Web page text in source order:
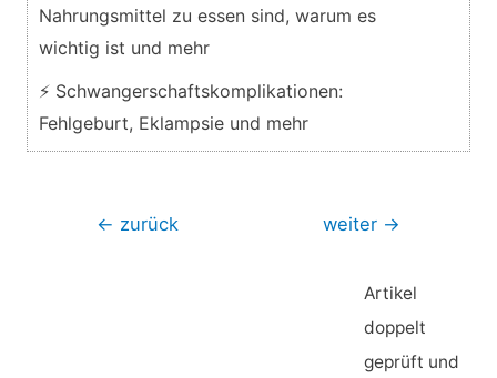
Nahrungsmittel zu essen sind, warum es
wichtig ist und mehr
⚡ Schwangerschaftskomplikationen:
Fehlgeburt, Eklampsie und mehr
Beitragsnavigation
← zurück weiter →
Artikel
doppelt
geprüft und